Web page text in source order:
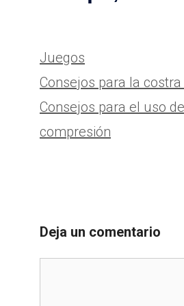
Categorías
Juegos
Consejos para la
Consejos para el uso
compresión
Deja un comentario